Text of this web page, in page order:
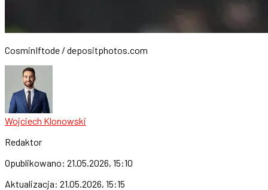
CosminIftode / depositphotos.com
Wojciech Klonowski
Redaktor
Opublikowano: 21.05.2026, 15:10
Aktualizacja: 21.05.2026, 15:15